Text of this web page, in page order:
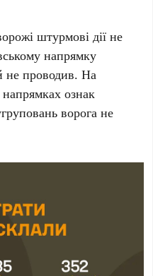
штурмові дії не
напрямку
не проводив.На
ознак
ворога не